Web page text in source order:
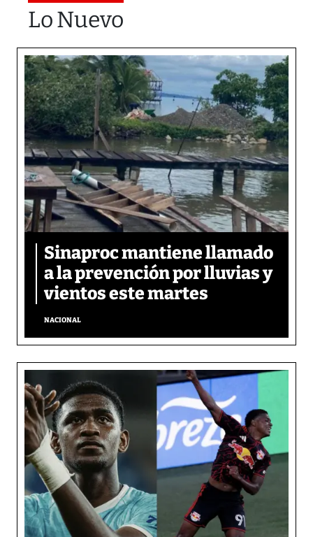
Lo Nuevo
Sinaproc mantiene llamado
a la prevención por lluvias y
vientos este martes
NACIONAL